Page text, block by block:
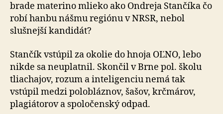
brade materino mlieko ako Ondreja Stančíka čo
robí hanbu nášmu regiónu v NRSR, nebol
slušnejší kandidát?
Stančík vstúpil za okolie do hnoja OĽNO, lebo
nikde sa neuplatnil. Skončil v Brne pol. školu
tliachajov, rozum a inteligenciu nemá tak
vstúpil medzi polobláznov, šašov, krčmárov,
plagiátorov a spoločenský odpad.